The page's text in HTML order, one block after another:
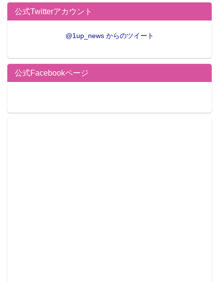
公式Twitterアカウント
@1up_news からのツイート
公式Facebookページ